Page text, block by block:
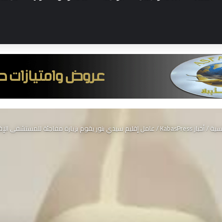
/أخبار KabasPress /عامل إقليم سيدي بنور يقوم بزيارة مفاجئة للمستشفى